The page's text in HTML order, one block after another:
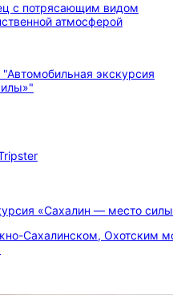
с потрясающим видом
атмосферой
«Сахалин — место
Сахалинском, Охотским